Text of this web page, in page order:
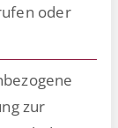
oder
zur